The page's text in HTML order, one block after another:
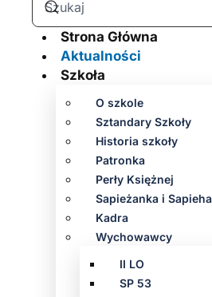
Strona Główna
Aktualności
Szkoła
O szkole
Sztandary Szkoły
Historia szkoły
Patronka
Perły Księżnej
Sapieżanka i Sapieha
Kadra
Wychowawcy
II LO
SP 53